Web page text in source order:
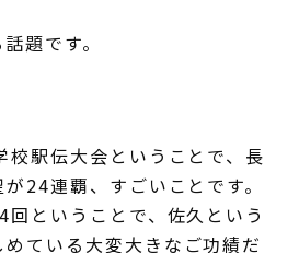
題です。
駅伝大会ということで、長
24連覇、すごいことです。
ということで、佐久という
ている大変大きなご功績だ